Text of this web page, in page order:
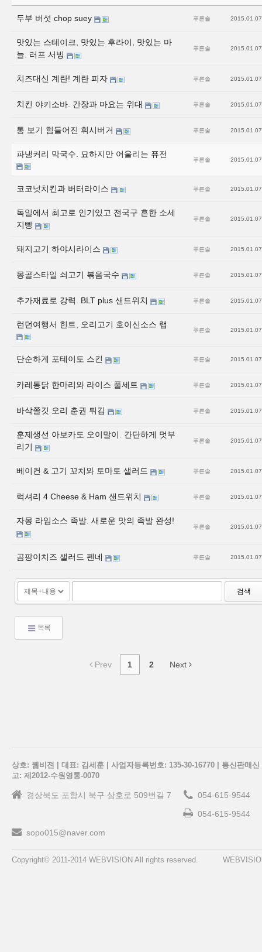
두부 버섯 chop suey 푸른솔 2015.01.07
맛있는 스테이크, 맛있는 후라이, 맛있는 마
늘. 러프 서빙
푸른솔 2015.01.07
치즈대신 계란! 계란 피자 푸른솔 2015.01.07
치킨 야키소바. 간장과 마요는 위대 푸른솔 2015.01.07
통 보기 힘들어진 휘시버거 푸른솔 2015.01.07
파냉커리 막국수. 묘하지만 어울리는 퓨전
푸른솔 2015.01.07
코코넛치킨과 버터라이스 푸른솔 2015.01.07
독일에서 최고로 인기있고 전국구 흔한 소세
지빵
푸른솔 2015.01.07
돼지고기 하야시라이스 푸른솔 2015.01.07
몽골스타일 쇠고기 볶음국수 푸른솔 2015.01.07
추가재료로 강력. BLT plus 샌드위치 푸른솔 2015.01.07
런던여행서 힌트, 오리고기 호이신소스 랩
푸른솔 2015.01.07
단순하게 포테이토 스킨 푸른솔 2015.01.07
카레통닭 한마리와 라이스 풀세트 푸른솔 2015.01.07
바삭쫄깃 오리 춘권 튀김 푸른솔 2015.01.07
훈제생선 아보카도 오이말이. 간단하게 멋부
리기
푸른솔 2015.01.07
베이컨 & 고기 꼬치와 토마토 샐러드 푸른솔 2015.01.07
럭셔리 4 Cheese & Ham 샌드위치 푸른솔 2015.01.07
자몽 라임소스 족발. 새로운 맛의 족발 완성!
푸른솔 2015.01.07
곰팡이치즈 샐러드 펜네 푸른솔 2015.01.07
검색
목록
Prev 1 2 Next
상호: 웹비젼 | 대표: 김세훈 | 사업자등록번호: 135-30-16770 | 통신판매신
고: 제2012-수원영통-0070
경상북도 포항시 북구 삼호로 509번길 7
054-615-9544
054-615-9544
sopo015@naver.com
Copyright© 2011-2014 WEBVISION All rights reserved.